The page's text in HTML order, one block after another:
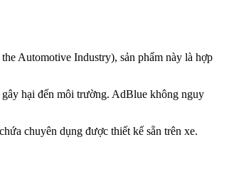
Automotive Industry), sản phẩm này là hợp
hại đến môi trường. AdBlue không nguy
chuyên dụng được thiết kế sẵn trên xe.